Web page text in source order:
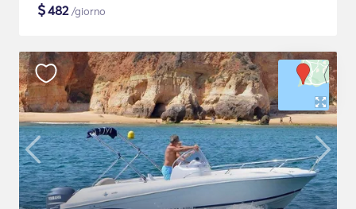
$482/giorno